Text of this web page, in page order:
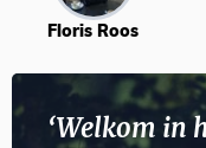
Floris Roos
‘Welkom in